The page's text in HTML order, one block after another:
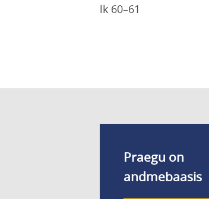
lk 60–61
Praegu on
andmebaasis